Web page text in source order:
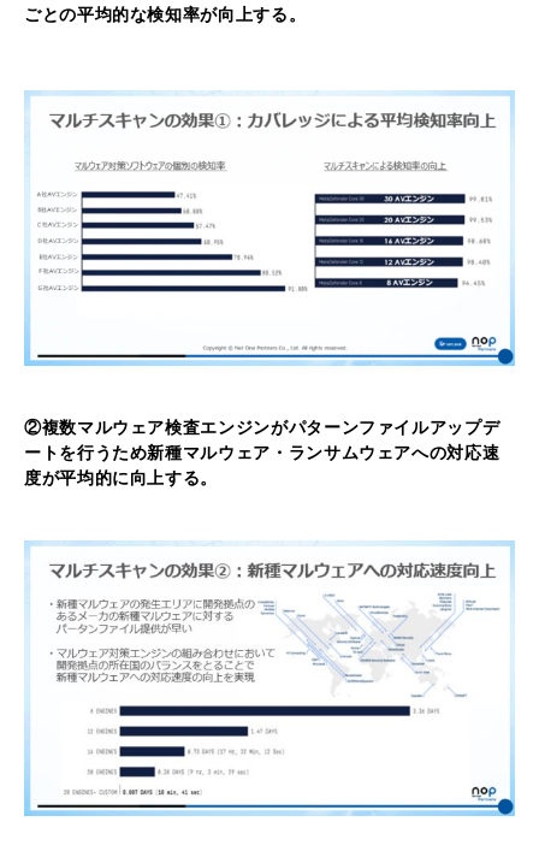
ごとの平均的な検知率が向上する。
②複数マルウェア検査エンジンがパターンファイルアップデ
ートを行うため新種マルウェア・ランサムウェアへの対応速
度が平均的に向上する。